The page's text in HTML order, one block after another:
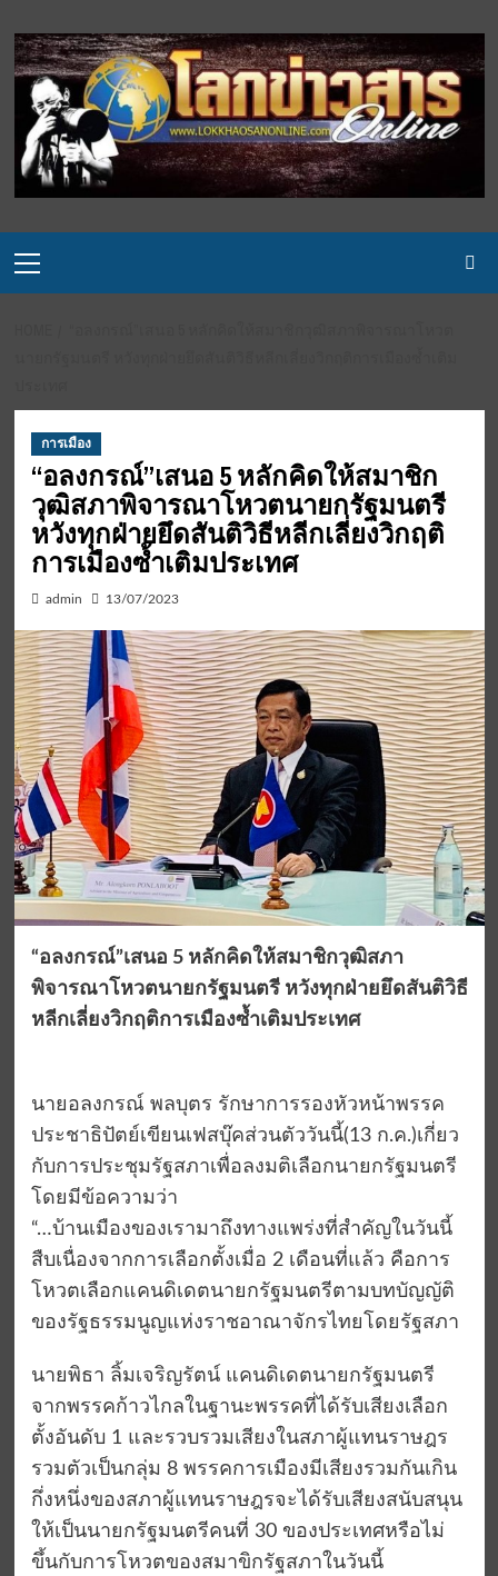
to
content
Menu
การเมือง
“อลงกรณ์”เสนอ 5 หลักคิดให้สมาชิก
วุฒิสภาพิจารณาโหวตนายกรัฐมนตรี
หวังทุกฝ่ายยึดสันติวิธีหลีกเลี่ยงวิกฤติ
การเมืองซ้ำเติมประเทศ
admin 13/07/2023
“อลงกรณ์”เสนอ 5 หลักคิดให้สมาชิกวุฒิสภา
พิจารณาโหวตนายกรัฐมนตรี หวังทุกฝ่ายยึดสันติวิธี
หลีกเลี่ยงวิกฤติการเมืองซ้ำเติมประเทศ
นายอลงกรณ์ พลบุตร รักษาการรองหัวหน้าพรรค
ประชาธิปัตย์เขียนเฟสบุ๊คส่วนตัววันนี้(13 ก.ค.)เกี่ยว
กับการประชุมรัฐสภาเพื่อลงมติเลือกนายกรัฐมนตรี
โดยมีข้อความว่า
“…บ้านเมืองของเรามาถึงทางแพร่งที่สำคัญในวันนี้
สืบเนื่องจากการเลือกตั้งเมื่อ 2 เดือนที่แล้ว คือการ
โหวตเลือกแคนดิเดตนายกรัฐมนตรีตามบทบัญญัติ
ของรัฐธรรมนูญแห่งราชอาณาจักรไทยโดยรัฐสภา
นายพิธา ลิ้มเจริญรัตน์ แคนดิเดตนายกรัฐมนตรี
จากพรรคก้าวไกลในฐานะพรรคที่ได้รับเสียงเลือก
ตั้งอันดับ 1 และรวบรวมเสียงในสภาผู้แทนราษฎร
รวมตัวเป็นกลุ่ม 8 พรรคการเมืองมีเสียงรวมกันเกิน
กึ่งหนึ่งของสภาผู้แทนราษฎรจะได้รับเสียงสนับสนุน
ให้เป็นนายกรัฐมนตรีคนที่ 30 ของประเทศหรือไม่
ขึ้นกับการโหวตของสมาขิกรัฐสภาในวันนี้